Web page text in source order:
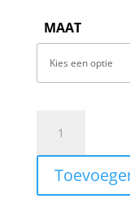
MAAT
SPORTS
LIBERTY
REPLICA
aantal